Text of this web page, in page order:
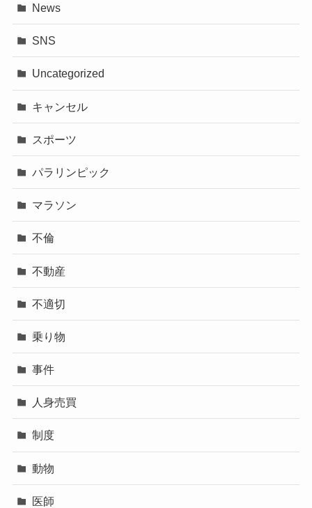
News
SNS
Uncategorized
キャンセル
スポーツ
パラリンピック
マラソン
不倫
不動産
不適切
乗り物
事件
人身売買
制度
動物
医師